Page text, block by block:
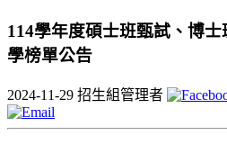
114學年度碩士班甄試、博
學榜單公告
2024-11-29 招生組管理者